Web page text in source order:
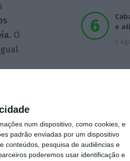
num dispositivo, como cookies, e
padrão enviadas por um dispositivo
conteúdos, pesquisa de audiências e
poderemos usar identificação e
. O
ser
e
5